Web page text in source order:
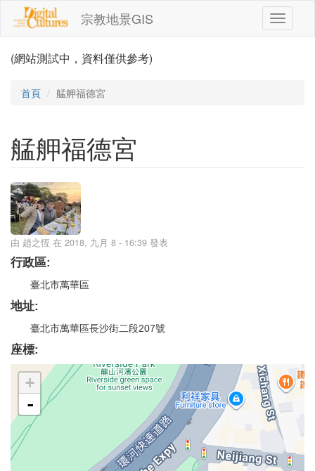
移至主內容
宗教地景GIS
Toggle
(網站測試中，資料僅供參考)
首頁 艋舺福德宮
艋舺福德宮
由 趙之恆 在 2018, 九月 8 - 16:39 發表
行政區:
臺北市萬華區
地址:
臺北市萬華區長沙街二段207號
座標:
+
-